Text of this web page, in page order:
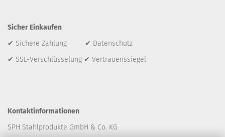
Sicher Einkaufen
✔ Sichere Zahlung ✔ Datenschutz
✔ SSL-Verschlüsselung ✔ Vertrauenssiegel
Kontaktinformationen
SPH Stahlprodukte GmbH & Co. KG